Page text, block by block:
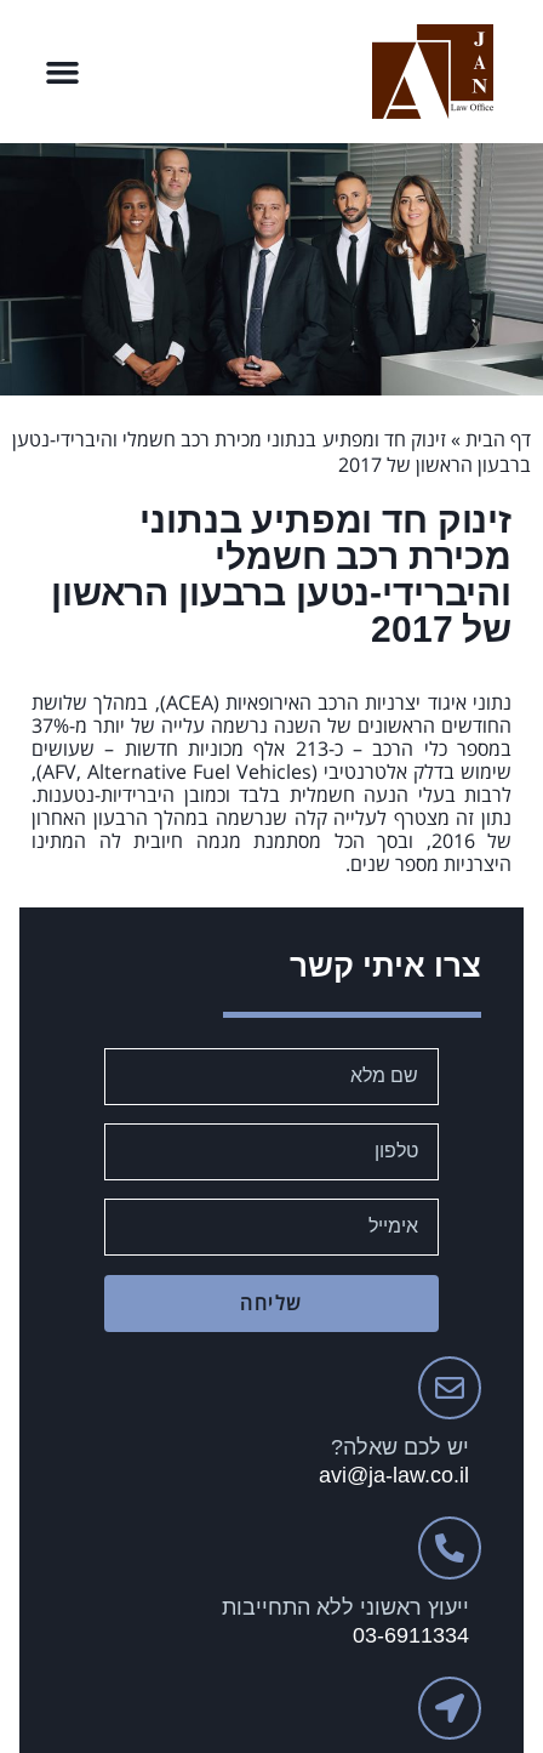
דף הבית »זינוק חד ומפתיע בנתוני מכירת רכב חשמלי והיברידי-נטען
ברבעון הראשון של 2017
זינוק חד ומפתיע בנתוני
מכירת רכב חשמלי
והיברידי-נטען ברבעון הראשון
של 2017
נתוני איגוד יצרניות הרכב האירופאיות (ACEA), במהלך שלושת
החודשים הראשונים של השנה נרשמה עלייה של יותר מ-37%
במספר כלי הרכב – כ-213 אלף מכוניות חדשות – שעושים
שימוש בדלק אלטרנטיבי (AFV, Alternative Fuel Vehicles),
לרבות בעלי הנעה חשמלית בלבד וכמובן היברידיות-נטענות.
נתון זה מצטרף לעלייה קלה שנרשמה במהלך הרבעון האחרון
של 2016, ובסך הכל מסתמנת מגמה חיובית לה המתינו
היצרניות מספר שנים.
צרו איתי קשר
שליחה
יש לכם שאלה?
avi@ja-law.co.il
ייעוץ ראשוני ללא התחייבות
03-6911334